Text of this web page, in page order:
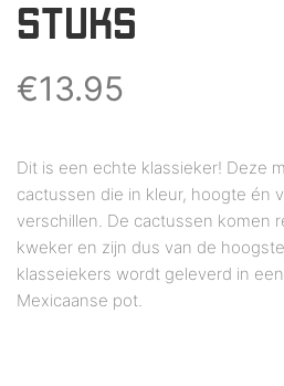
STUKS
€13.95
Dit is een echte klassieker! Deze
cactussen die in kleur, hoogte én
verschillen. De cactussen komen
kweker en zijn dus van de
klasseiekers wordt geleverd in
Mexicaanse pot.